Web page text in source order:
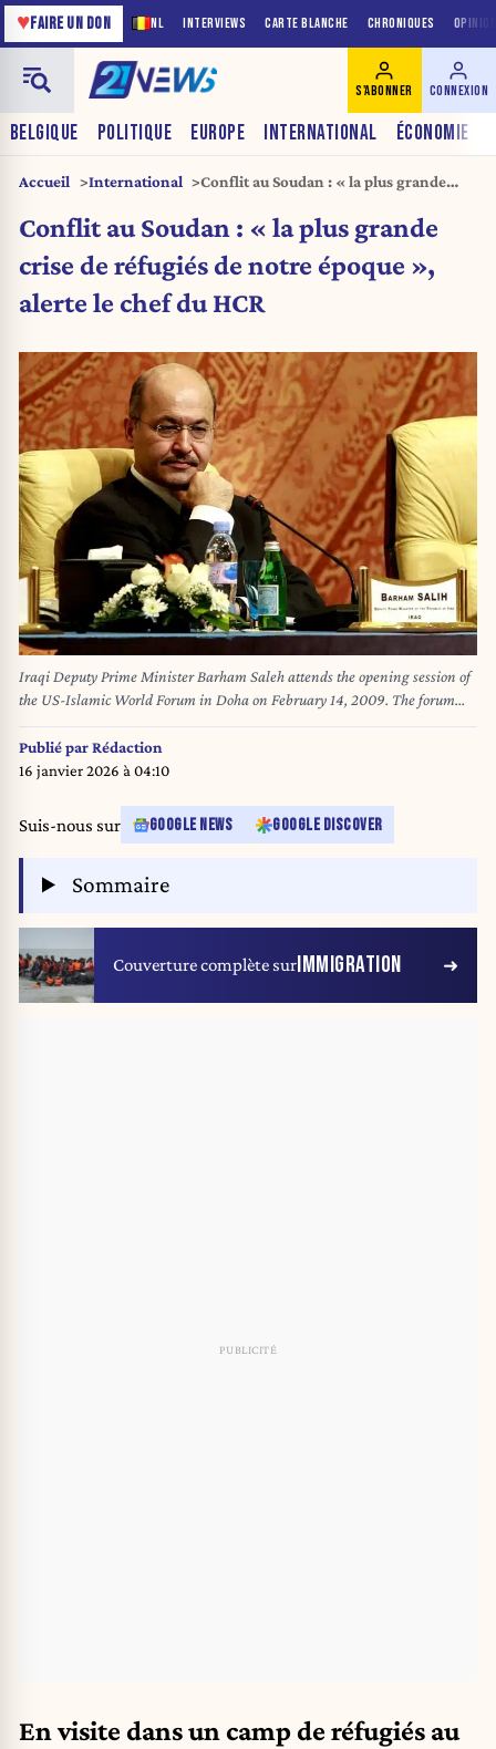
NL INTERVIEWS CARTE BLANCHE CHRONIQUES
♥FAIRE UN DON
BELGIQUE POLITIQUE EUROPE INTERNATIONAL ÉCONOMIE
S'ABONNER CONNEXION
Accueil International
Conflit au Soudan : « la plus grande
alerte le chef du HCR
Conflit au Soudan : « la plus grande
crise de réfugiés de notre époque »,
alerte le chef du HCR
Iraqi Deputy Prime Minister Barham Saleh attends the opening session of
the US-Islamic World Forum in Doha on February 14, 2009. The forum
will focus on ways to improve relations between the Islamic world and the
administration of US President Barack Obama. AFP PHOTO/KARIM
JAAFAR KARIM JAAFAR / AFP
Publié parRédaction
16 janvier 2026 à 04:10
Suis-nous sur GOOGLE NEWS GOOGLE DISCOVER
Sommaire
Couverture complète surIMMIGRATION
En visite dans un camp de réfugiés au